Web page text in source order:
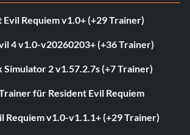
Evil Requiem v1.0+ (+29 Trainer)
4 v1.0-v20260203+ (+36 Trainer)
Simulator 2 v1.57.2.7s (+7 Trainer)
für Resident Evil Requiem
Requiem v1.0-v1.1.1+ (+29 Trainer)